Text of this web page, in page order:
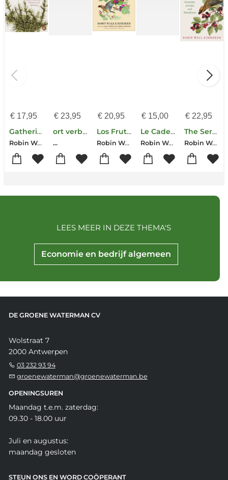
€17,95
Gathering Moss
Robin Wall Kimmerer
€23,95
ort verbunden sein
...
€ 20,95
Los Frutos del Guillomo: Abundancia Y Reciprocidad En El Mundo Natural the Serviceberry: Abundance and Reciprocity in the Natural World (Spanish Editi
Robin Wall Kimmerer
€ 15,00
Le Cadeau De Coco
Robin Wall Kimmerer
€ 22,95
The Serviceberry
Robin Wall Kimmerer
Economie en bedrijf algemeen
LEES MEER IN DEZE THEMA'S
DE GROENE WATERMAN CV
Wolstraat 7
2000 Antwerpen
03 232 93 94
groenewaterman@groenewaterman.be
OPENINGSUREN
Maandag t.e.m. zaterdag:
09.30 - 18.00 uur
Juli en augustus:
maandag gesloten
STEUN ONS EN WORD COÖPERANT